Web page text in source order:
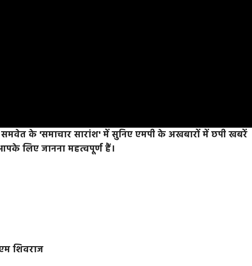
के 'समाचार सारांश' में सुनिए एमपी के अखबारों में छपी खबरें
लिए जानना महत्वपूर्ण हैं।
शिवराज